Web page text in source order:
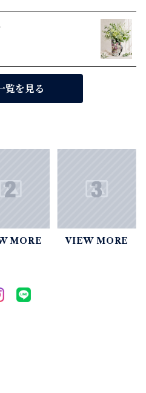
覧を見る
MORE VIEW MORE